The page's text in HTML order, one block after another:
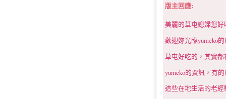
版主回應:
美麗的草屯媳婦您好
歡迎妳光臨yumeko
草屯好吃的，其實
yumeko的資訊，有
這些在地生活的老